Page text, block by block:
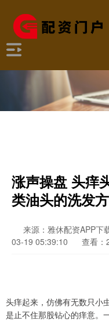
涨声操盘 头痒
类油头的洗发
来源：雅休配资APP下
03-19 05:39:10
查看：
头痒起来，仿佛有无数只小
是止不住那股钻心的痒意。